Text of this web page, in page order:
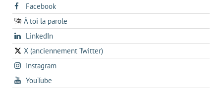
Facebooks'ouvre
dans
un
onglet
À toi la parole
opens
in
a
new
tab
LinkedInopens
in
a
new
X (anciennement Twitter)
s'ouvre
dans
un
nouvel
Instagrams'ouvre
dans
un
YouTube
dans